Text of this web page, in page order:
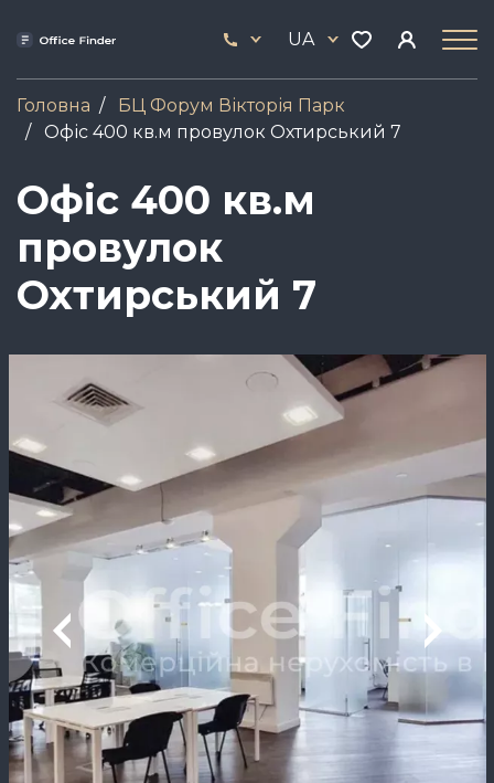
17
UA
Головна
БЦ Форум Вікторія Парк
Офіс 400 кв.м провулок Охтирський 7
Офіс 400 кв.м
провулок
Охтирський 7